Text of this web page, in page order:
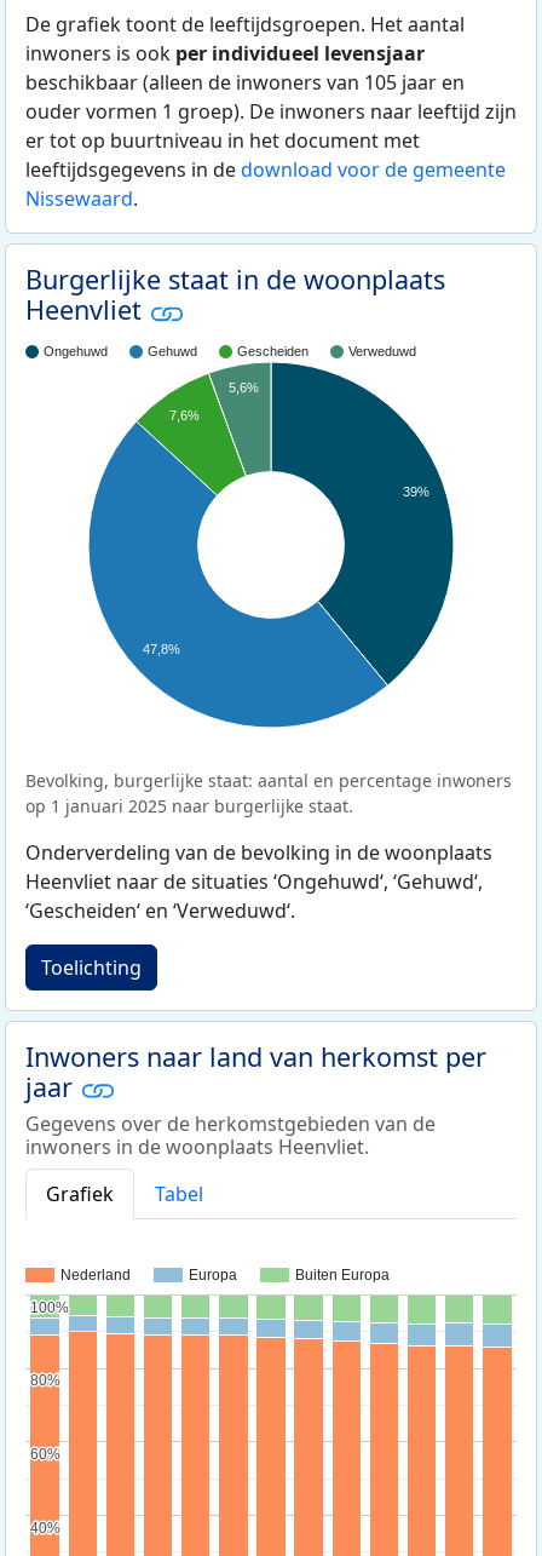
De grafiek toont de leeftijdsgroepen. Het aantal
inwoners is ook per individueel levensjaar
beschikbaar (alleen de inwoners van 105 jaar en
ouder vormen 1 groep). De inwoners naar leeftijd zijn
er tot op buurtniveau in het document met
leeftijdsgegevens in dedownload voor de gemeente
Nissewaard.
Burgerlijke staat in de woonplaats
Heenvliet
Ongehuwd Gehuwd Gescheiden Verweduwd
39%
5,6%
7,6%
47,8%
Bevolking, burgerlijke staat: aantal en percentage inwoners
op 1 januari 2025 naar burgerlijke staat.
Onderverdeling van de bevolking in de woonplaats
Heenvliet naar de situaties ‘Ongehuwd‘, ‘Gehuwd‘,
‘Gescheiden‘ en ‘Verweduwd‘.
Toelichting
Inwoners naar land van herkomst per
jaar
Gegevens over de herkomstgebieden van de
inwoners in de woonplaats Heenvliet.
Grafiek
Tabel
Nederland Europa Buiten Europa
40%
40%
60%
60%
80%
80%
100%
100%